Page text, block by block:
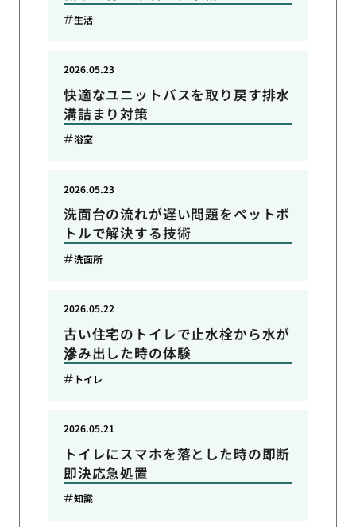
生活
快適なユニットバスを取り戻す排水
溝詰まり対策
2026.05.23
浴室
洗面台の流れが遅い問題をペットボ
トルで解決する技術
2026.05.23
洗面所
古い住宅のトイレで止水栓から水が
滲み出した時の体験
2026.05.22
トイレ
トイレにスマホを落とした時の即断
即決応急処置
2026.05.21
知識